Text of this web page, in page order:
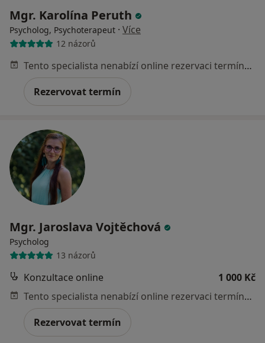
Mgr. Karolína Peruth
Psycholog, Psychoterapeut · Více
12 názorů
Tento specialista nenabízí online rezervaci termínu na této adrese.
Rezervovat termín
Mgr. Jaroslava Vojtěchová
Psycholog
13 názorů
Konzultace online
1 000 Kč
Tento specialista nenabízí online rezervaci termínu na této adrese.
Rezervovat termín